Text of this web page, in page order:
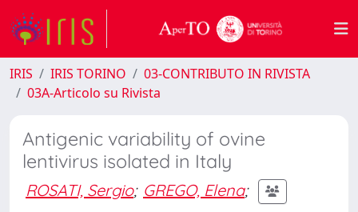
IRIS IRIS TORINO
03-CONTRIBUTO IN RIVISTA
03A-Articolo su Rivista
Antigenic variability of ovine
lentivirus isolated in Italy
ROSATI, Sergio; GREGO, Elena;